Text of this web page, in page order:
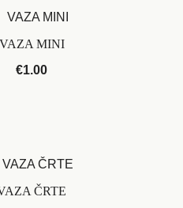
VAZA MINI
€1.00
ČRTE